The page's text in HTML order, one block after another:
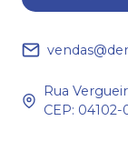
Rua
CEP: 04102-